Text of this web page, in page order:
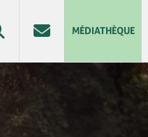
MÉDIATHÈQUE